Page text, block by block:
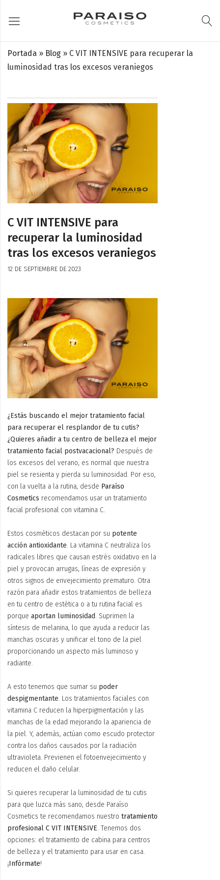
Portada » Blog » C VIT INTENSIVE para recuperar la
luminosidad tras los excesos veraniegos
C VIT INTENSIVE para
recuperar la luminosidad
tras los excesos veraniegos
12 DE SEPTIEMBRE DE 2023
¿Estás buscando el mejor tratamiento facial
para recuperar el resplandor de tu cutis?
¿Quieres añadir a tu centro de belleza el mejor
tratamiento facial postvacacional? Después de
los excesos del verano, es normal que nuestra
piel se resienta y pierda su luminosidad. Por eso,
con la vuelta a la rutina, desde Paraíso
Cosmetics recomendamos usar un tratamiento
facial profesional con vitamina C.
Estos cosméticos destacan por su potente
acción antioxidante. La vitamina C neutraliza los
radicales libres que causan estrés oxidativo en la
piel y provocan arrugas, líneas de expresión y
otros signos de envejecimiento prematuro. Otra
razón para añadir estos tratamientos de belleza
en tu centro de estética o a tu rutina facial es
porque aportan luminosidad. Suprimen la
síntesis de melanina, lo que ayuda a reducir las
manchas oscuras y unificar el tono de la piel
proporcionando un aspecto más luminoso y
radiante.
A esto tenemos que sumar su poder
despigmentante. Los tratamientos faciales con
vitamina C reducen la hiperpigmentación y las
manchas de la edad mejorando la apariencia de
la piel. Y, además, actúan como escudo protector
contra los daños causados por la radiación
ultravioleta. Previenen el fotoenvejecimiento y
reducen el daño celular.
Si quieres recuperar la luminosidad de tu cutis
para que luzca más sano, desde Paraíso
Cosmetics te recomendamos nuestro tratamiento
profesional C VIT INTENSIVE. Tenemos dos
opciones: el tratamiento de cabina para centros
de belleza y el tratamiento para usar en casa.
¡Infórmate!